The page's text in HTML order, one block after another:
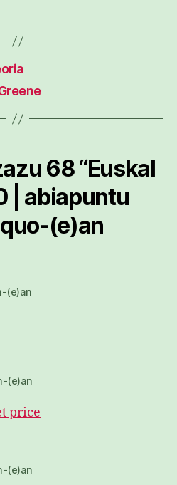
68 “Euskal
| abiapuntu
(e)an
(e)an
(e)an
price
(e)an